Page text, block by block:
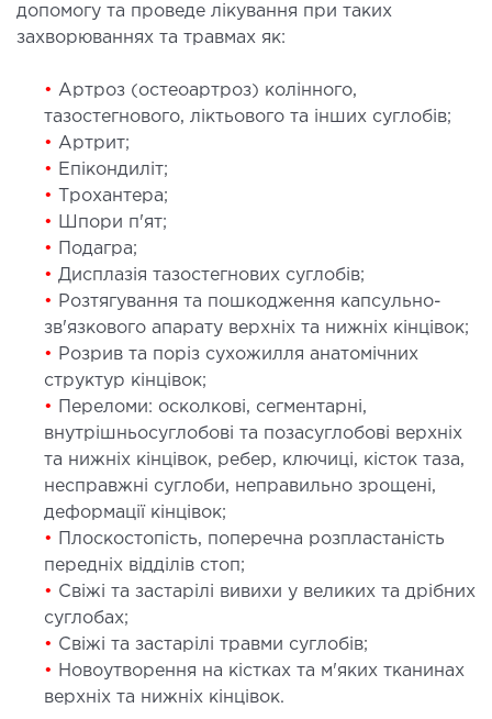
РЕЗОНАНСНА
(МРТ)
органів
залоз з імплантами і без
нейрохірургії
РЕАБІЛІТОЛОГІЯ
лікування
ХІРУРГІЯ
допомогу та проведе лікування при таких
захворюваннях та травмах як:
• Артроз (остеоартроз) колінного,
тазостегнового, ліктьового та інших суглобів;
• Артрит;
• Епікондиліт;
•
Трохантера;
• Шпори п'ят;
•
Подагра;
• Дисплазія тазостегнових суглобів;
• Розтягування та пошкодження капсульно-
зв'язкового апарату верхніх та нижніх кінцівок;
• Розрив та поріз сухожилля анатомічних
структур кінцівок;
•
Переломи: осколкові, сегментарні,
внутрішньосуглобові та позасуглобові верхніх
та нижніх кінцівок, ребер, ключиці, кісток таза,
несправжні суглоби, неправильно зрощені,
деформації кінцівок;
•
Плоскостопість, поперечна розпластаність
передніх відділів стоп;
• Свіжі та застарілі вивихи у великих та дрібних
суглобах;
• Свіжі та застарілі травми суглобів;
• Новоутворення на кістках та м'яких тканинах
верхніх та нижніх кінцівок.